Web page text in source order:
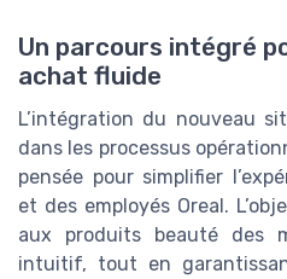
Un parcours intégré
achat fluide
L’intégration du nouveau
dans les processus
pensée pour simplifier
et des employés Oreal.
aux produits beauté des
intuitif, tout en